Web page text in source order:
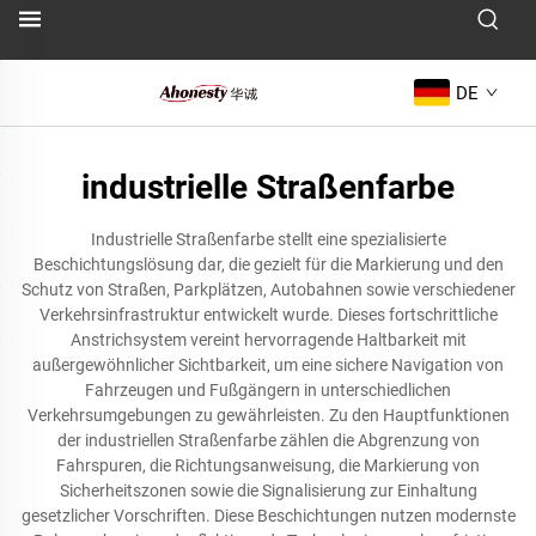
DE
industrielle Straßenfarbe
Industrielle Straßenfarbe stellt eine spezialisierte
Beschichtungslösung dar, die gezielt für die Markierung und den
Schutz von Straßen, Parkplätzen, Autobahnen sowie verschiedener
Verkehrsinfrastruktur entwickelt wurde. Dieses fortschrittliche
Anstrichsystem vereint hervorragende Haltbarkeit mit
außergewöhnlicher Sichtbarkeit, um eine sichere Navigation von
Fahrzeugen und Fußgängern in unterschiedlichen
Verkehrsumgebungen zu gewährleisten. Zu den Hauptfunktionen
der industriellen Straßenfarbe zählen die Abgrenzung von
Fahrspuren, die Richtungsanweisung, die Markierung von
Sicherheitszonen sowie die Signalisierung zur Einhaltung
gesetzlicher Vorschriften. Diese Beschichtungen nutzen modernste